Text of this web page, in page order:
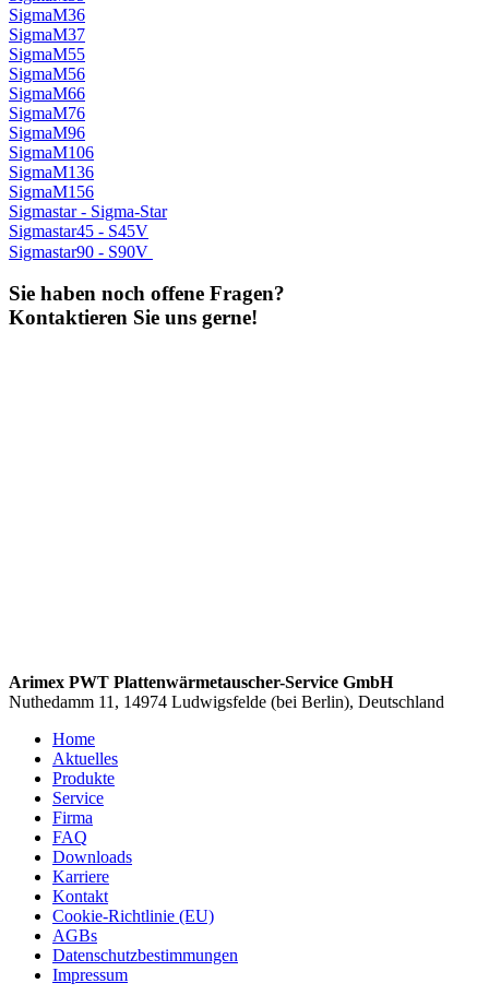
SigmaM36
SigmaM37
SigmaM55
SigmaM56
SigmaM66
SigmaM76
SigmaM96
SigmaM106
SigmaM136
SigmaM156
Sigmastar - Sigma-Star
Sigmastar45 - S45V
Sigmastar90 - S90V
Sie haben noch offene Fragen?
Kontaktieren Sie uns gerne!
Arimex PWT Plattenwärmetauscher-Service GmbH
Nuthedamm 11, 14974 Ludwigsfelde (bei Berlin), Deutschland
Home
Aktuelles
Produkte
Service
Firma
FAQ
Downloads
Karriere
Kontakt
Cookie-Richtlinie (EU)
AGBs
Datenschutzbestimmungen
Impressum